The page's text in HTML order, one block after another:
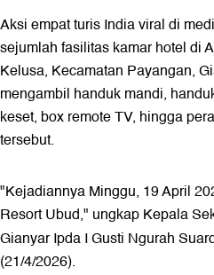
Aksi empat turis India viral di
sejumlah fasilitas kamar hotel di
Kelusa, Kecamatan Payangan,
mengambil handuk mandi,
keset, box remote TV, hingga
tersebut.
"Kejadiannya Minggu, 19 April
Resort Ubud," ungkap Kepala
Gianyar Ipda I Gusti Ngurah
(21/4/2026).